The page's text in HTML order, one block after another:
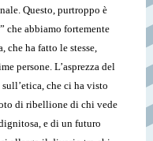
Questo, purtroppo è
che abbiamo fortemente
che ha fatto le stesse,
persone. L’asprezza del
che ci ha visto
di ribellione di chi vede
e di un futuro